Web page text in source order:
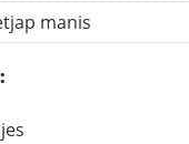
manis